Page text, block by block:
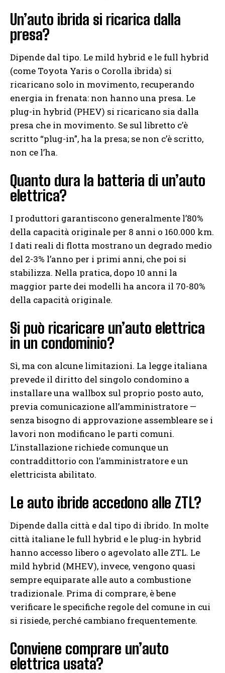
Un’auto ibrida si ricarica dalla
presa?
Dipende dal tipo. Le mild hybrid e le full hybrid
(come Toyota Yaris o Corolla ibrida) si
ricaricano solo in movimento, recuperando
energia in frenata: non hanno una presa. Le
plug-in hybrid (PHEV) si ricaricano sia dalla
presa che in movimento. Se sul libretto c’è
scritto “plug-in”, ha la presa; se non c’è scritto,
non ce l’ha.
Quanto dura la batteria di un’auto
elettrica?
I produttori garantiscono generalmente l’80%
della capacità originale per 8 anni o 160.000 km.
I dati reali di flotta mostrano un degrado medio
del 2-3% l’anno per i primi anni, che poi si
stabilizza. Nella pratica, dopo 10 anni la
maggior parte dei modelli ha ancora il 70-80%
della capacità originale.
Si può ricaricare un’auto elettrica
in un condominio?
Sì, ma con alcune limitazioni. La legge italiana
prevede il diritto del singolo condomino a
installare una wallbox sul proprio posto auto,
previa comunicazione all’amministratore —
senza bisogno di approvazione assembleare se i
lavori non modificano le parti comuni.
L’installazione richiede comunque un
contraddittorio con l’amministratore e un
elettricista abilitato.
Le auto ibride accedono alle ZTL?
Dipende dalla città e dal tipo di ibrido. In molte
città italiane le full hybrid e le plug-in hybrid
hanno accesso libero o agevolato alle ZTL. Le
mild hybrid (MHEV), invece, vengono quasi
sempre equiparate alle auto a combustione
tradizionale. Prima di comprare, è bene
verificare le specifiche regole del comune in cui
si risiede, perché cambiano frequentemente.
Conviene comprare un’auto
elettrica usata?